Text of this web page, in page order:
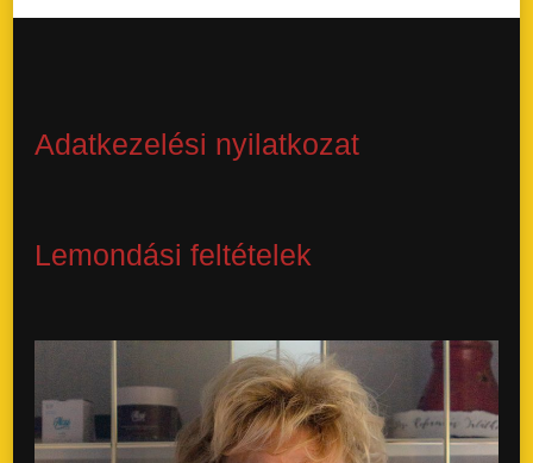
Adatkezelési nyilatkozat
Lemondási feltételek